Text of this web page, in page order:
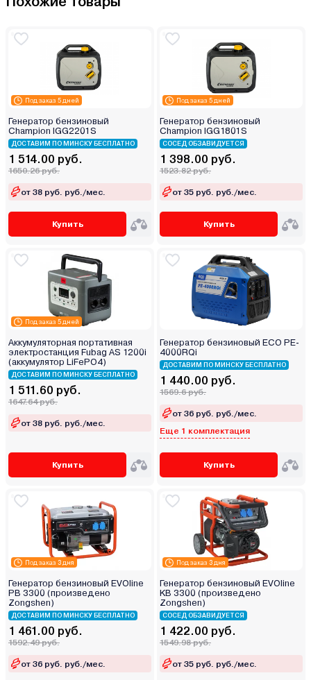
Под заказ 5 дней
Генератор бензиновый
Champion IGG2201S
ДОСТАВИМ ПО МИНСКУ БЕСПЛАТНО
1 514.00 руб.
1650.26 руб.
от 38 руб. руб./мес.
Купить
Под заказ 5 дней
Генератор бензиновый
Champion IGG1801S
СОСЕД ОБЗАВИДУЕТСЯ
1 398.00 руб.
1523.82 руб.
от 35 руб. руб./мес.
Купить
Под заказ 5 дней
Аккумуляторная портативная
электростанция Fubag AS 1200i
(аккумулятор LiFePO4)
ДОСТАВИМ ПО МИНСКУ БЕСПЛАТНО
1 511.60 руб.
1647.64 руб.
от 38 руб. руб./мес.
Купить
Генератор бензиновый ECO PE-
4000RQi
ДОСТАВИМ ПО МИНСКУ БЕСПЛАТНО
1 440.00 руб.
1569.6 руб.
от 36 руб. руб./мес.
Еще 1 комплектация
Купить
Под заказ 3 дня
Генератор бензиновый EVOline
PB 3300 (произведено
Zongshen)
ДОСТАВИМ ПО МИНСКУ БЕСПЛАТНО
1 461.00 руб.
1592.49 руб.
от 36 руб. руб./мес.
Под заказ 3 дня
Генератор бензиновый EVOline
KB 3300 (произведено
Zongshen)
СОСЕД ОБЗАВИДУЕТСЯ
1 422.00 руб.
1549.98 руб.
от 35 руб. руб./мес.